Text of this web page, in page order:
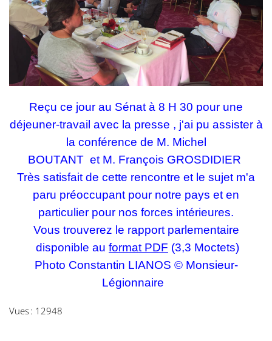
Reçu ce jour au Sénat à 8 H 30 pour une
déjeuner-travail avec la presse , j'ai pu assister à
la conférence de M. Michel
BOUTANT et M. François GROSDIDIER
Très satisfait de cette rencontre et le sujet m'a
paru préoccupant pour notre pays et en
particulier pour nos forces intérieures.
Vous trouverez le rapport parlementaire
disponible au format PDF (3,3 Moctets)
Photo Constantin LIANOS © Monsieur-
Légionnaire
Vues : 12948